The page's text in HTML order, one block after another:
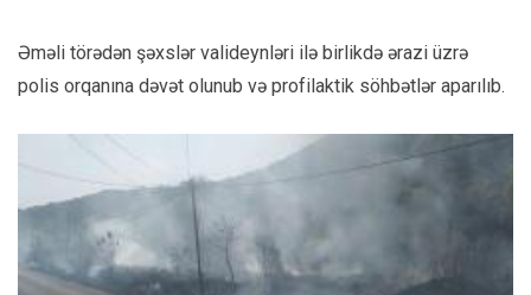
Əməli törədən şəxslər valideynləri ilə birlikdə ərazi üzrə
polis orqanına dəvət olunub və profilaktik söhbətlər aparılıb.